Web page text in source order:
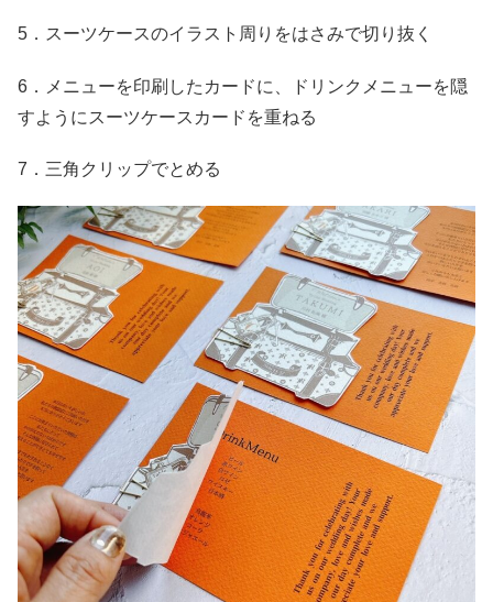
5．スーツケースのイラスト周りをはさみで切り抜く
6．メニューを印刷したカードに、ドリンクメニューを隠
すようにスーツケースカードを重ねる
7．三角クリップでとめる